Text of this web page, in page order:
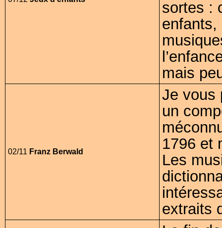
sortes :
enfants,
mais
02/11 Franz Berwald
Je vous
un
1796 et
Les
extraits